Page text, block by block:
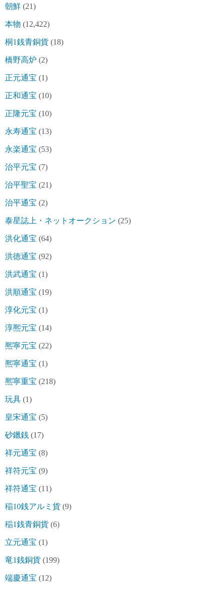
朝鮮 (21)
本物 (12,422)
桐1銭青銅貨 (18)
橋野高炉 (2)
正元通宝 (1)
正和通宝 (10)
正隆元宝 (10)
永寿通宝 (13)
永楽通宝 (53)
治平元宝 (7)
治平聖宝 (21)
治平通宝 (2)
泰星誌上・ネットオークション (25)
洪化通宝 (64)
洪徳通宝 (92)
洪武通宝 (1)
洪順通宝 (19)
淳化元宝 (1)
淳熈元宝 (14)
熈寧元宝 (22)
熈寧通宝 (1)
熈寧重宝 (218)
玩具 (1)
皇宋通宝 (5)
砂鑞銭 (17)
祥元通宝 (8)
祥符元宝 (9)
祥符通宝 (11)
稲10銭アルミ貨 (9)
稲1銭青銅貨 (6)
立元通宝 (1)
竜1銭銅貨 (199)
端慶通宝 (12)